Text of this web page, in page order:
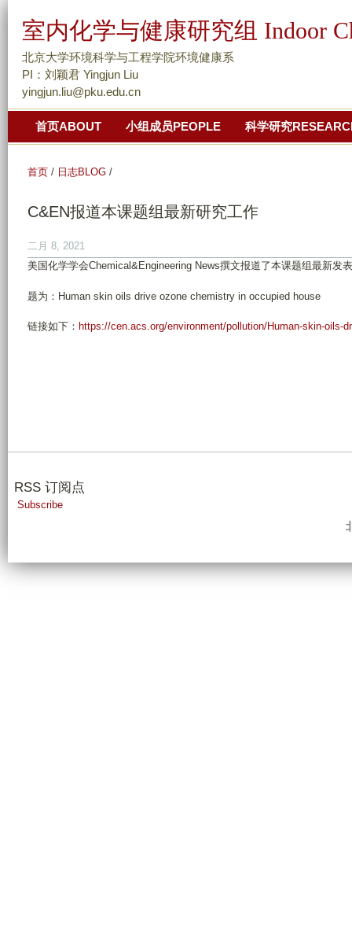
转
的
主
室内化学与健康研究组 Indoor
北京大学环境科学与工程学院环境健康系
PI：刘颖君 Yingjun Liu
yingjun.liu@pku.edu.cn
首页ABOUT 小组成员PEOPLE 科学研究
首页 / 日志BLOG /
C&EN报道本课题组最新研究工作
二月 8, 2021
美国化学学会Chemical&Engineering News撰文报道了本课题组最新发
题为：Human skin oils drive ozone chemistry in occupied house
链接如下： https://cen.acs.org/environment/pollution/Human-skin-oils-
RSS 订阅点
Subscribe